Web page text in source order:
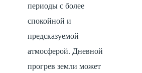
периоды с более
спокойной и
предсказуемой
атмосферой. Дневной
прогрев земли может